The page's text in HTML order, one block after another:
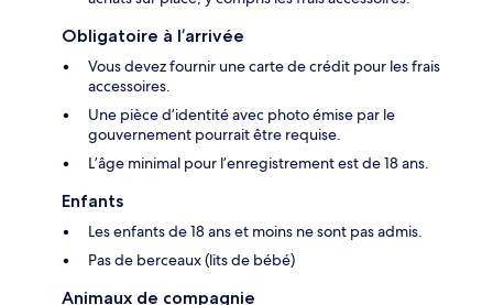
Obligatoire à l’arrivée
Vous devez fournir une carte de crédit pour les frais
accessoires.
Une pièce d’identité avec photo émise par le
gouvernement pourrait être requise.
L’âge minimal pour l’enregistrement est de 18 ans.
Enfants
Les enfants de 18 ans et moins ne sont pas admis.
Pas de berceaux (lits de bébé)
Animaux de compagnie